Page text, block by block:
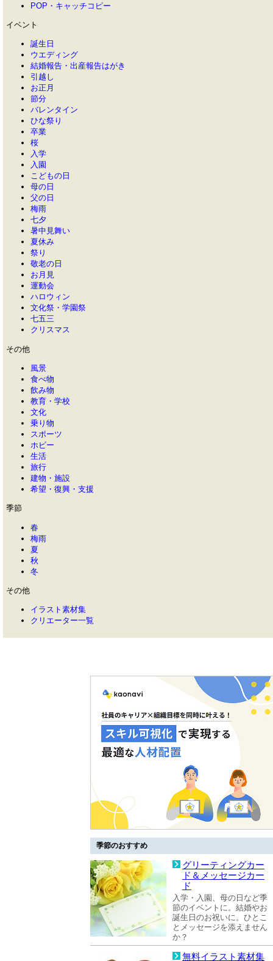
POP・キャッチコピー
イベント
誕生日
ウエディング
結婚報告・出産報告はがき
引越し
お正月
節分
バレンタイン
ひな祭り
卒業
桜
入学
入園
こどもの日
母の日
父の日
梅雨
七夕
暑中見舞い
夏休み
祭り
敬老の日
お月見
運動会
ハロウィン
文化祭・学園祭
七五三
クリスマス
その他
風景
食べ物
飲み物
教育・学校
文化
乗り物
スポーツ
ホビー
生活
旅行
建物・施設
希望・復興・支援
季節
春
梅雨
夏
秋
冬
その他
イラスト素材集
クリエーター一覧
季節のおすすめ
グリーティングカー
ド＆メッセージカー
ド
入学・入園、母の日など季
節のイベントに。結婚やお
誕生日のお祝いに。ひとこ
とメッセージを添えません
か？
無料イラスト素材集